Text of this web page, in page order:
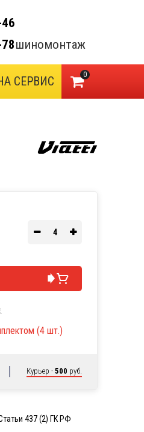
шиномонтаж
0
СЕРВИС
(4 шт.)
Курьер - 500 руб.
437 (2) ГК РФ